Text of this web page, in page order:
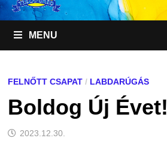
MENU
FELNŐTT CSAPAT/ LABDARÚGÁS
Boldog Új Évet!
2023.12.30.